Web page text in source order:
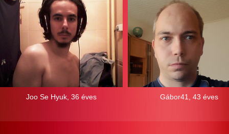
Joo Se Hyuk, 36 éves Gábor41, 43 éves